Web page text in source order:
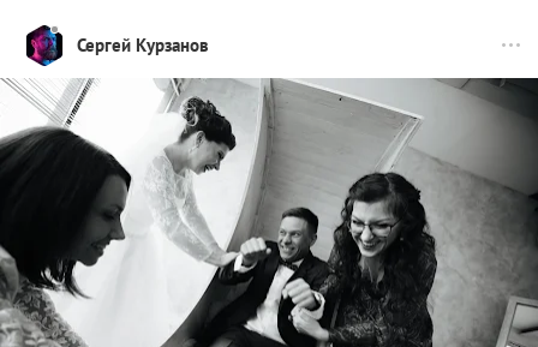
Сергей Курзанов